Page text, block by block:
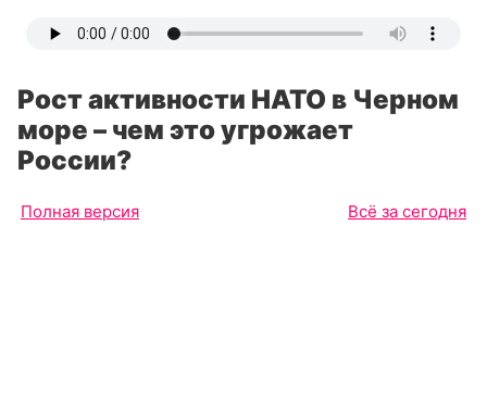
Рост активности НАТО в Черном
море – чем это угрожает
России?
Полная версия Всё за сегодня